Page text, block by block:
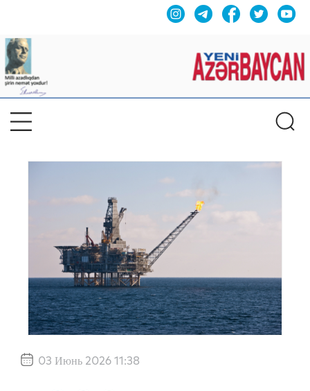
03 Июнь 2026 11:38